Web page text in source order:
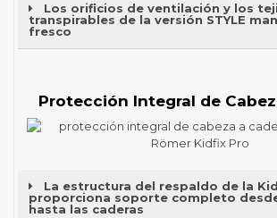
Los orificios de ventilación y los
transpirables de la versión STYLE
fresco
Protección Integral de
La estructura del respaldo de la
proporciona soporte completo
hasta las caderas